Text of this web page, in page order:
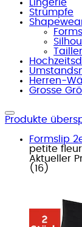
Lingerie
Strümpfe
Herren-
Grosse
Produkte
Formslip
petite
Aktueller
( 16 )